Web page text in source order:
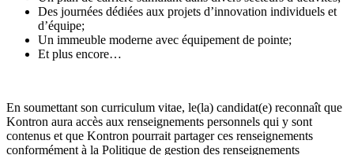
Des journées dédiées aux projets d’innovation individuels et
d’équipe;
Un immeuble moderne avec équipement de pointe;
Et plus encore…
En soumettant son curriculum vitae, le(la) candidat(e) reconnaît que
Kontron aura accès aux renseignements personnels qui y sont
contenus et que Kontron pourrait partager ces renseignements
conformément à la Politique de gestion des renseignements